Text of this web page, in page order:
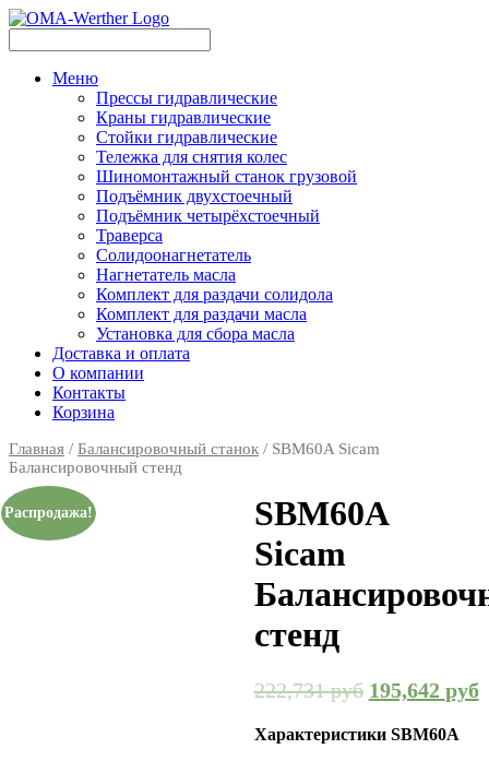
Меню
Прессы гидравлические
Краны гидравлические
Стойки гидравлические
Тележка для снятия колес
Шиномонтажный станок грузовой
Подъёмник двухстоечный
Подъёмник четырёхстоечный
Траверса
Солидоонагнетатель
Нагнетатель масла
Комплект для раздачи солидола
Комплект для раздачи масла
Установка для сбора масла
Доставка и оплата
О компании
Контакты
Корзина
Главная / Балансировочный станок / SBM60A Sicam
Балансировочный стенд
Распродажа!
SBM60A
Sicam
стенд
222,731руб 195,642 руб
Характеристики SBM60A